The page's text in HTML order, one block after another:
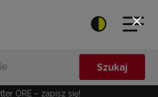
Szukaj
ORE – zapisz się!